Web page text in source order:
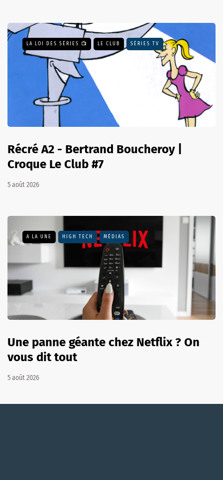
LA LOI DES SÉRIES 📺 LE CLUB SÉRIES TV
Récré A2 - Bertrand Boucheroy |
Croque Le Club #7
5 août 2026
A LA UNE HIGH TECH MÉDIAS
Une panne géante chez Netflix ? On
vous dit tout
5 août 2026